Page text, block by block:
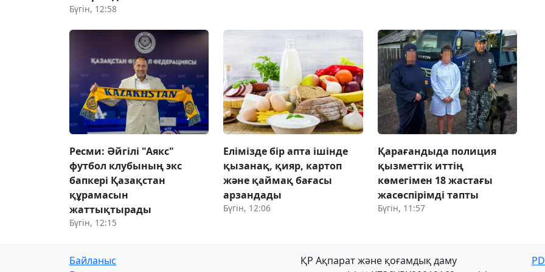
Бүгін, 12:58
Ресми: Әйгілі "Аякс"
футбол клубының экс
бапкері Қазақстан
құрамасын
жаттықтырады
Бүгін, 12:15
Елімізде бір апта ішінде
қызанақ, қияр, картоп
және қаймақ бағасы
арзандады
Бүгін, 12:06
Қарағандыда полиция
қызметтік иттің
көмегімен 18 жастағы
жасөспірімді тапты
Бүгін, 11:57
Байланыс
ҚР Ақпарат және қоғамдық даму